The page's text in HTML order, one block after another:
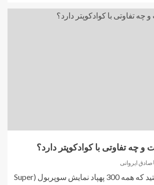
چه تفاوتی با کوادکوپتر دارد؟
صادق ایروانی
[ad_1] آیا می‌دانستید که همه 300 پهپاد نمایش سوپربول (Super